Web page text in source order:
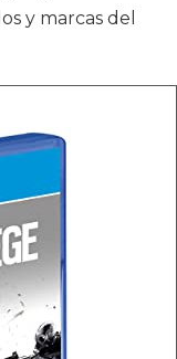
y marcas del